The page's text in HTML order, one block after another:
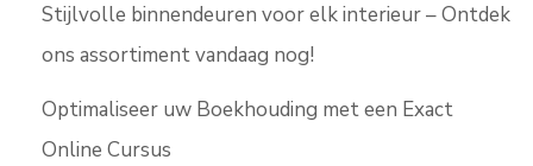
Stijlvolle binnendeuren voor elk interieur – Ontdek
ons assortiment vandaag nog!
Optimaliseer uw Boekhouding met een Exact
Online Cursus